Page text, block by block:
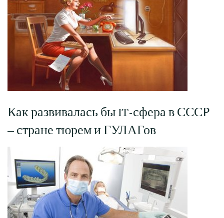
Как развивалась бы IT-сфера в СССР
– стране тюрем и ГУЛАГов